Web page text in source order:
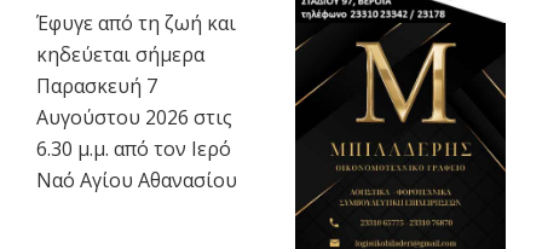
Έφυγε από τη ζωή και
κηδεύεται σήμερα
Παρασκευή 7
Αυγούστου 2026 στις
6.30 μ.μ. από τον Ιερό
Ναό Αγίου Αθανασίου